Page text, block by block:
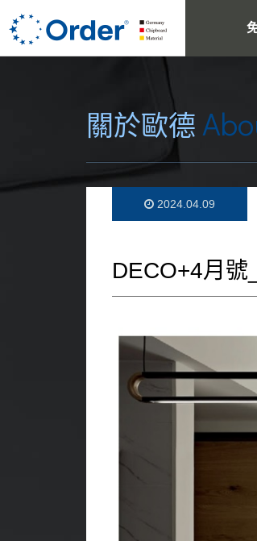
關於歐德
2024.04.09
DECO+4月號